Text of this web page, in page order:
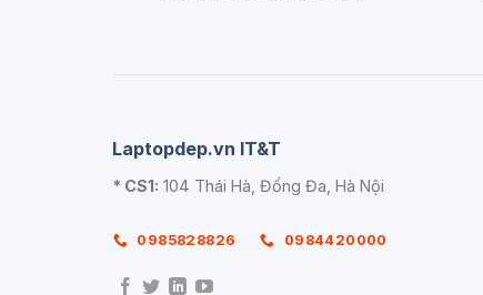
Laptopdep.vn IT&T
* CS1: 104 Thái Hà, Đống Đa, Hà Nội
0985828826 0984420000